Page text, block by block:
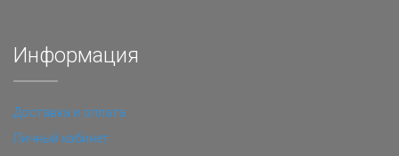
Информация
Доставка и оплата
Личный кабинет